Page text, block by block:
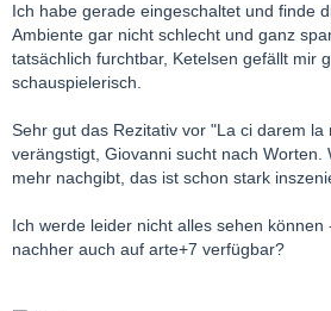
Ich habe gerade eingeschaltet und finde
Ambiente gar nicht schlecht und ganz
tatsächlich furchtbar, Ketelsen gefällt mir
schauspielerisch.
Sehr gut das Rezitativ vor "La ci darem la
verängstigt, Giovanni sucht nach Worten.
mehr nachgibt, das ist schon stark
Ich werde leider nicht alles sehen können
nachher auch auf arte+7 verfügbar?